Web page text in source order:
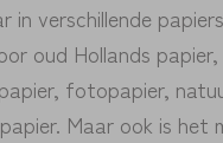
in verschillende
oud Hollands
fotopapier,
Maar ook is het